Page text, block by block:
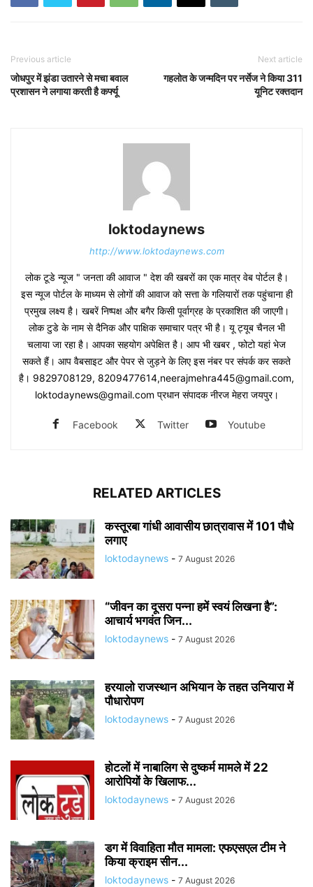
Previous article
जोधपुर में झंडा उतारने से मचा बवाल
प्रशासन ने लगाया करती है कर्फ्यू
Next article
गहलोत के जन्मदिन पर नर्सेज ने किया 311
यूनिट रक्तदान
loktodaynews
http://www.loktodaynews.com
लोक टूडे न्यूज " जनता की आवाज " देश की खबरों का एक मात्र वेब पोर्टल है।
इस न्यूज पोर्टल के माध्यम से लोगों की आवाज को सत्ता के गलियारों तक पहुंचाना ही
प्रमुख लक्ष्य है। खबरें निष्पक्ष और बगैर किसी पूर्वाग्रह के प्रकाशित की जाएगी।
लोक टुडे के नाम से दैनिक और पाक्षिक समाचार पत्र भी है। यू ट्यूब चैनल भी
चलाया जा रहा है। आपका सहयोग अपेक्षित है। आप भी खबर , फोटो यहां भेज
सकते हैं। आप वैबसाइट और पेपर से जुड़ने के लिए इस नंबर पर संपर्क कर सकते
है। 9829708129, 8209477614,neerajmehra445@gmail.com,
loktodaynews@gmail.com प्रधान संपादक नीरज मेहरा जयपुर।
Facebook Twitter Youtube
RELATED ARTICLES
कस्तूरबा गांधी आवासीय छात्रावास में 101 पौधे
लगाए
loktodaynews - 7 August 2026
“जीवन का दूसरा पन्ना हमें स्वयं लिखना है”:
आचार्य भगवंत जिन...
loktodaynews - 7 August 2026
हरयालो राजस्थान अभियान के तहत उनियारा में
पौधारोपण
loktodaynews - 7 August 2026
होटलों में नाबालिग से दुष्कर्म मामले में 22
आरोपियों के खिलाफ...
loktodaynews - 7 August 2026
डग में विवाहिता मौत मामला: एफएसएल टीम ने
किया क्राइम सीन...
loktodaynews - 7 August 2026